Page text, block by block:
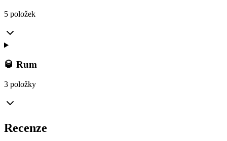
5 položek
🥃 Rum
3 položky
Recenze